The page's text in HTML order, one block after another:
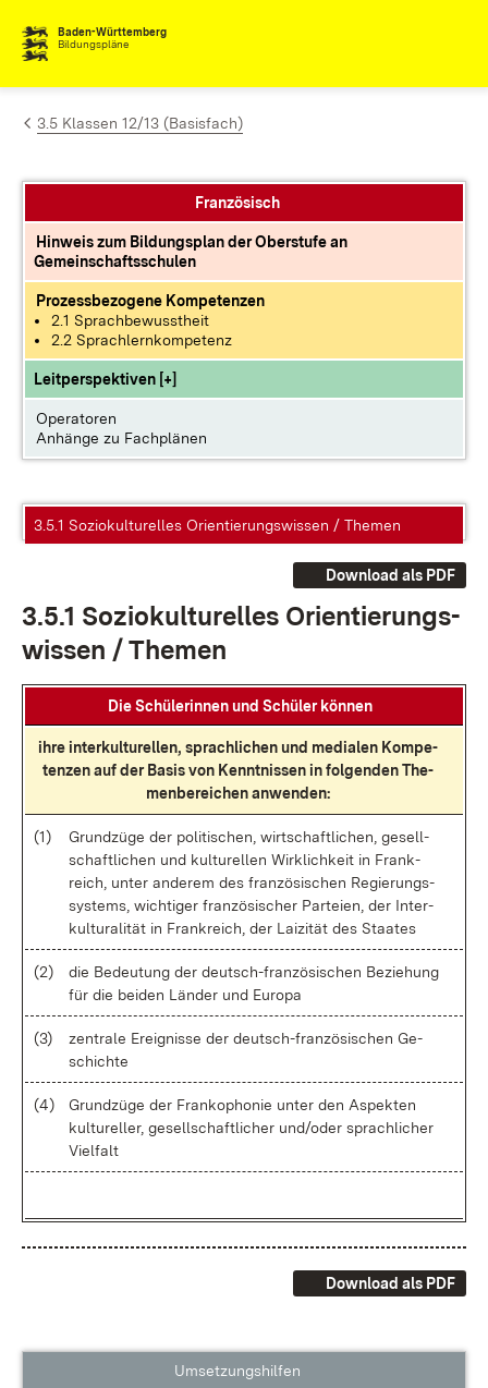
Zum Inhalt springen
Baden-Württemberg
Bildungspläne
3.5 Klassen 12/13 (Basisfach)
Französisch
Hinweis zum Bildungsplan der Oberstufe an
Gemeinschaftsschulen
Prozessbezogene Kompetenzen
2.1 Sprachbewusstheit
2.2 Sprachlernkompetenz
Leitperspektiven [+]
Operatoren
Anhänge zu Fachplänen
3.5.1 Soziokulturelles Orientierungswissen / Themen
Download als PDF
3.5.1 So­zio­kul­tu­rel­les Ori­en­tie­rungs­
wis­sen / The­men
Die Schü­le­rin­nen und Schü­ler kön­nen
ih­re in­ter­kul­tu­rel­len, sprach­li­chen und me­dia­len Kom­pe­
ten­zen auf der Ba­sis von Kennt­nis­sen in fol­gen­den The­
men­be­rei­chen an­wen­den:
(1)
Grund­zü­ge der po­li­ti­schen, wirt­schaft­li­chen, ge­sell­
schaft­li­chen und kul­tu­rel­len Wirk­lich­keit in Frank­
reich, un­ter an­de­rem des fran­zö­si­schen Re­gie­rungs­
sys­tems, wich­ti­ger fran­zö­si­scher Par­tei­en, der In­ter­
kul­tu­ra­li­tät in Frank­reich, der Lai­zi­tät des Staa­tes
(2)
die Be­deu­tung der deutsch-fran­zö­si­schen Be­zie­hung
für die bei­den Län­der und Eu­ro­pa
(3)
zen­tra­le Er­eig­nis­se der deutsch-fran­zö­si­schen Ge­
schich­te
(4)
Grund­zü­ge der Fran­ko­pho­nie un­ter den As­pek­ten
kul­tu­rel­ler, ge­sell­schaft­li­cher un­d/o­der sprach­li­cher
Viel­falt
Download als PDF
Umsetzungshilfen